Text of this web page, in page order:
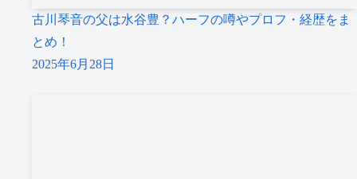
古川琴音の父は水谷豊？ハーフの噂やプロフ・経歴をま
とめ！
2025年6月28日